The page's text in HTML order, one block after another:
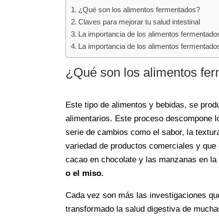
¿Qué son los alimentos fermentados?
Claves para mejorar tu salud intestinal
La importancia de los alimentos
La importancia de los alimentos
¿Qué son los alimentos
Este tipo de alimentos y bebidas, se
alimentarios. Este proceso descompone
serie de cambios como el sabor, la
variedad de productos comerciales y
cacao en chocolate y las manzanas en
o el miso.
Cada vez son más las investigaciones
transformado la salud digestiva de